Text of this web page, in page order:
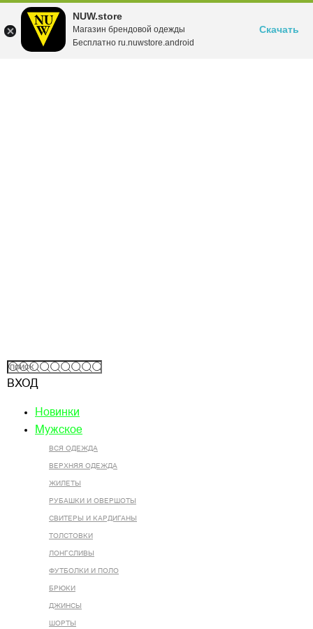
NUW.store
Магазин брендовой одежды
Бесплатно ru.nuwstore.android
Скачать
ВХОД
Новинки
Мужское
ВСЯ ОДЕЖДА
ВЕРХНЯЯ ОДЕЖДА
ЖИЛЕТЫ
РУБАШКИ И ОВЕРШОТЫ
СВИТЕРЫ И КАРДИГАНЫ
ТОЛСТОВКИ
ЛОНГСЛИВЫ
ФУТБОЛКИ И ПОЛО
БРЮКИ
ДЖИНСЫ
ШОРТЫ